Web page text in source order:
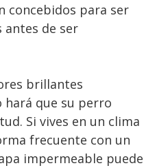
concebidos para ser
antes de ser
brillantes
que su perro
Si vives en un clima
frecuente con un
impermeable puede